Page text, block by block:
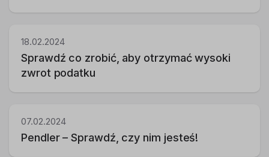
18.02.2024
Sprawdź co zrobić, aby otrzymać wysoki
zwrot podatku
07.02.2024
Pendler – Sprawdź, czy nim jesteś!